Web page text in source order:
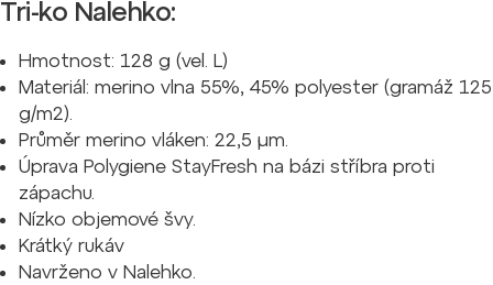
Tri-ko Nalehko:
Hmotnost: 128 g (vel. L)
Materiál: merino vlna 55%, 45% polyester (gramáž 125
g/m2).
Průměr merino vláken: 22,5 µm.
Úprava Polygiene StayFresh na bázi stříbra proti
zápachu.
Nízko objemové švy.
Krátký rukáv
Navrženo v Nalehko.